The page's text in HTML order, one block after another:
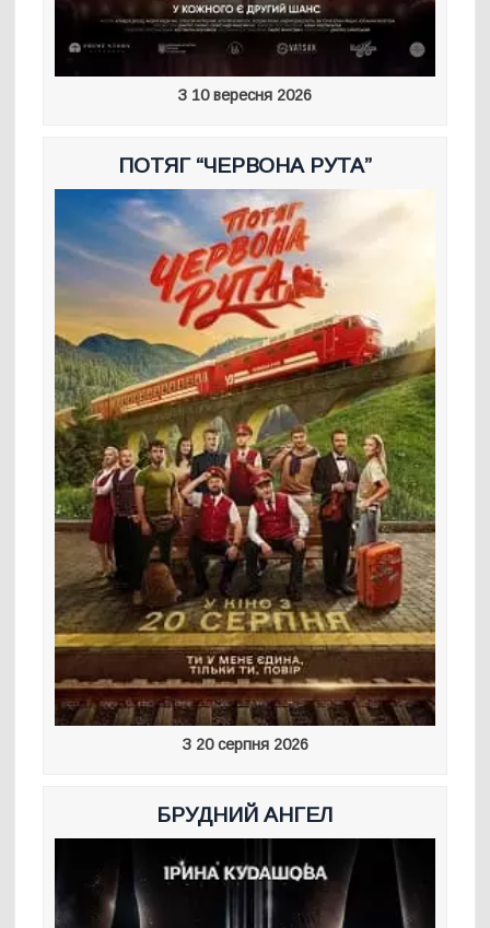
З 10 вересня 2026
ПОТЯГ “ЧЕРВОНА РУТА”
З 20 серпня 2026
БРУДНИЙ АНГЕЛ